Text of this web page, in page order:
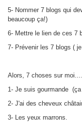
5- Nommer 7 blogs qui
beaucoup ça!)
6- Mettre le lien de ces 7
7- Prévenir les 7 blogs (
Alors, 7 choses sur moi.....
1- Je suis gourmande (ça
2- J'ai des cheveux
3- Les yeux marrons.